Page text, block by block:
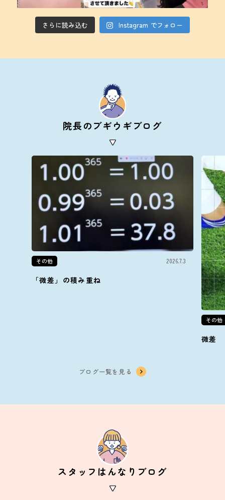
さらに読み込む Instagram でフォロー
院長のブギウギブログ
その他 2026.7.3
「微差」の積み重ね
その他
微差
ブログ一覧を見る
スタッフはんなりブログ